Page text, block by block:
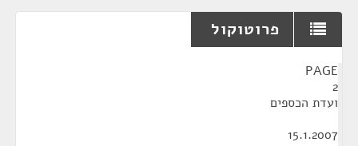
פרוטוקול
PAGE
2
ועדת הכספים
15.1.2007